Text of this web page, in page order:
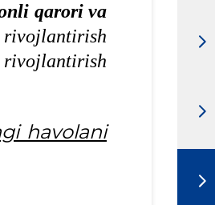
qarori va
rivojlantirish
havolani